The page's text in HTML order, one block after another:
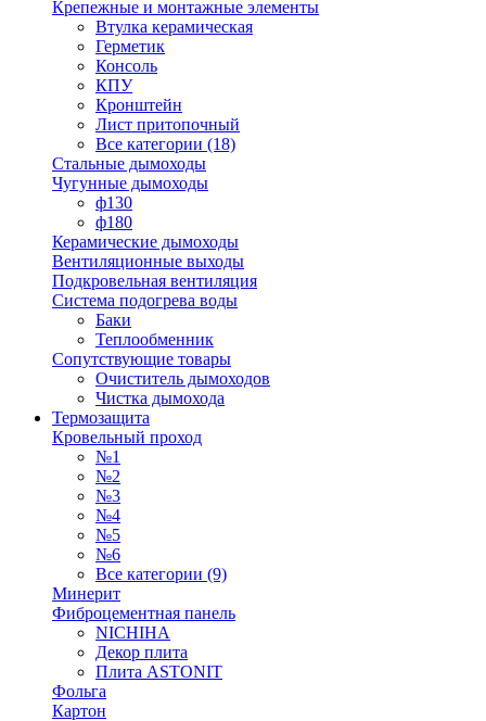
Крепежные и монтажные элементы
Втулка керамическая
Герметик
Консоль
КПУ
Кронштейн
Лист притопочный
Все категории (18)
Стальные дымоходы
Чугунные дымоходы
ф130
ф180
Керамические дымоходы
Вентиляционные выходы
Подкровельная вентиляция
Система подогрева воды
Баки
Теплообменник
Сопутствующие товары
Очиститель дымоходов
Чистка дымохода
Термозащита
Кровельный проход
№1
№2
№3
№4
№5
№6
Все категории (9)
Минерит
Фиброцементная панель
NICHIHA
Декор плита
Плита ASTONIT
Фольга
Картон